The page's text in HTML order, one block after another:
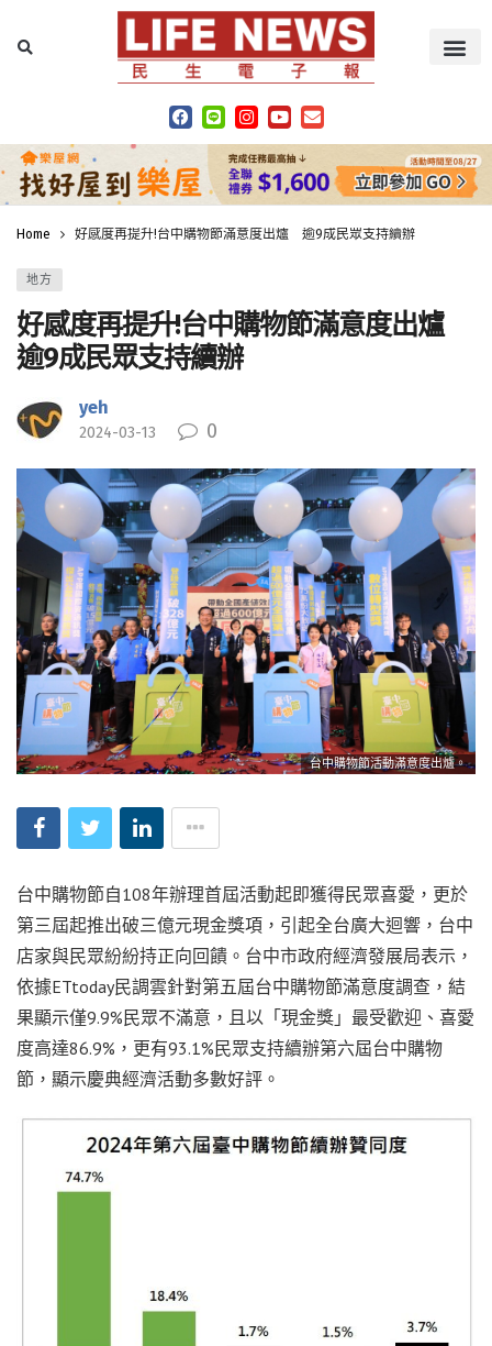
Home 好感度再提升!台中購物節滿意度出爐 逾9成民眾支持續辦
地方
好感度再提升!台中購物節滿意度出爐
逾9成民眾支持續辦
yeh
2024-03-13 0
台中購物節活動滿意度出爐。
台中購物節自108年辦理首屆活動起即獲得民眾喜愛，更於
第三屆起推出破三億元現金獎項，引起全台廣大迴響，台中
店家與民眾紛紛持正向回饋。台中市政府經濟發展局表示，
依據ETtoday民調雲針對第五屆台中購物節滿意度調查，結
果顯示僅9.9%民眾不滿意，且以「現金獎」最受歡迎、喜愛
度高達86.9%，更有93.1%民眾支持續辦第六屆台中購物
節，顯示慶典經濟活動多數好評。